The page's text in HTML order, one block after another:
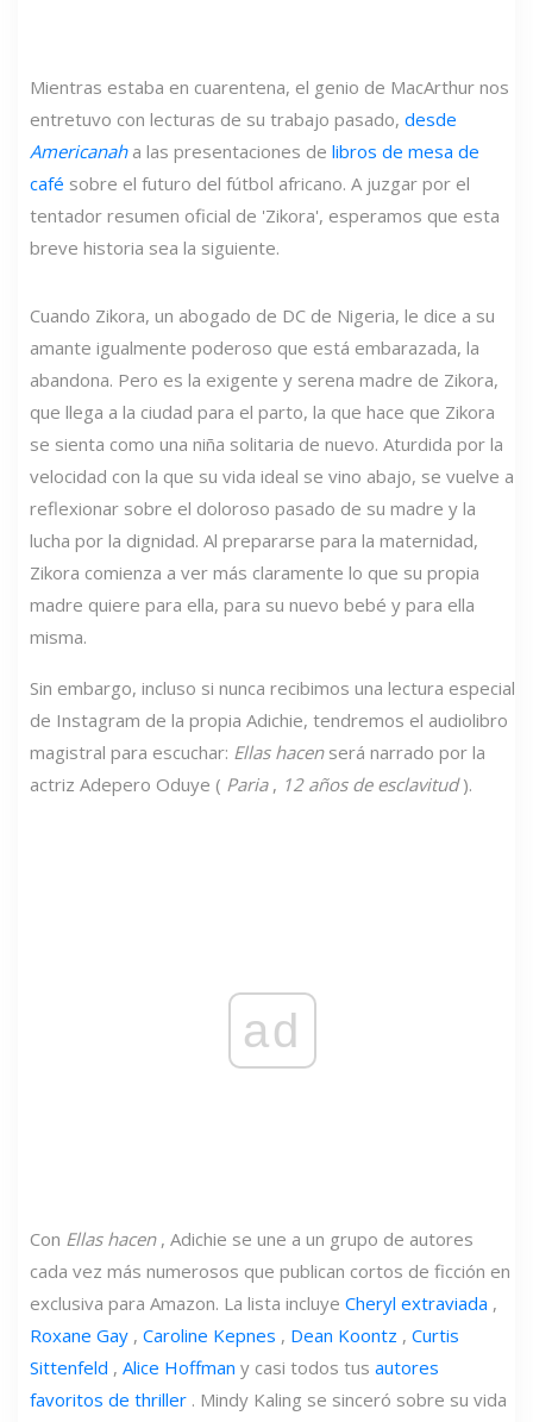
Mientras estaba en cuarentena, el genio de MacArthur nos
entretuvo con lecturas de su trabajo pasado, desde
Americanah a las presentaciones de libros de mesa de
café sobre el futuro del fútbol africano. A juzgar por el
tentador resumen oficial de 'Zikora', esperamos que esta
breve historia sea la siguiente.
Cuando Zikora, un abogado de DC de Nigeria, le dice a su
amante igualmente poderoso que está embarazada, la
abandona. Pero es la exigente y serena madre de Zikora,
que llega a la ciudad para el parto, la que hace que Zikora
se sienta como una niña solitaria de nuevo. Aturdida por la
velocidad con la que su vida ideal se vino abajo, se vuelve a
reflexionar sobre el doloroso pasado de su madre y la
lucha por la dignidad. Al prepararse para la maternidad,
Zikora comienza a ver más claramente lo que su propia
madre quiere para ella, para su nuevo bebé y para ella
misma.
Sin embargo, incluso si nunca recibimos una lectura especial
de Instagram de la propia Adichie, tendremos el audiolibro
magistral para escuchar: Ellas hacenserá narrado por la
actriz Adepero Oduye ( Paria, 12 años de esclavitud).
ad
Con Ellas hacen, Adichie se une a un grupo de autores
cada vez más numerosos que publican cortos de ficción en
exclusiva para Amazon. La lista incluye Cheryl extraviada ,
Roxane Gay , Caroline Kepnes , Dean Koontz , Curtis
Sittenfeld , Alice Hoffman y casi todos tus autores
favoritos de thriller . Mindy Kaling se sinceró sobre su vida